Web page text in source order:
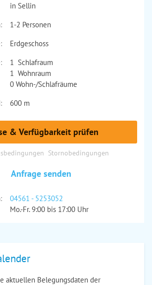
in Sellin
1-2 Personen
Erdgeschoss
1 Schlafraum
1 Wohnraum
0 Wohn-/Schlafräume
600 m
& Verfügbarkeit prüfen
Stornobedingungen
Anfrage senden
04561 - 5253052
Mo.-Fr. 9:00 bis 17:00 Uhr
aktuellen Belegungsdaten der